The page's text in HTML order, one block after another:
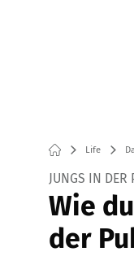
Life
JUNGS IN DER
Wie
der